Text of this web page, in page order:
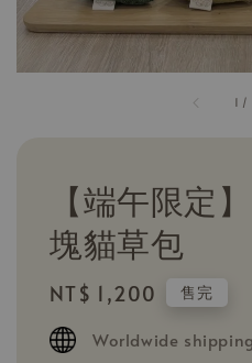
1 /
【端午限定
塊貓草包
Regular
price
NT$ 1,200 售完
Worldwide shipping